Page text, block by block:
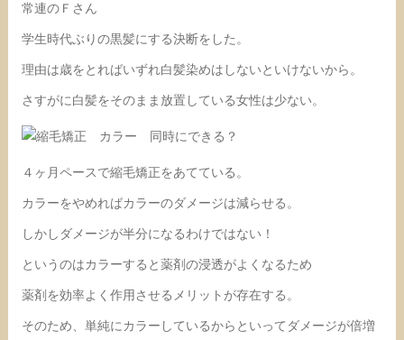
常連のＦさん
学生時代ぶりの黒髪にする決断をした。
理由は歳をとればいずれ白髪染めはしないといけないから。
さすがに白髪をそのまま放置している女性は少ない。
４ヶ月ペースで縮毛矯正をあてている。
カラーをやめればカラーのダメージは減らせる。
しかしダメージが半分になるわけではない！
というのはカラーすると薬剤の浸透がよくなるため
薬剤を効率よく作用させるメリットが存在する。
そのため、単純にカラーしているからといってダメージが倍増